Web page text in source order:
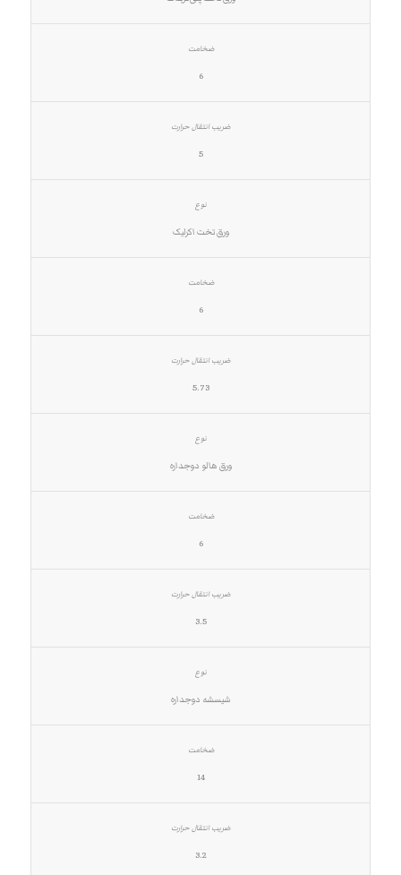
6
5
ورق تخت اکرلیک
6
5.73
ورق هالو دوجداره
6
3.5
شیسشه دوجداره
14
3.2